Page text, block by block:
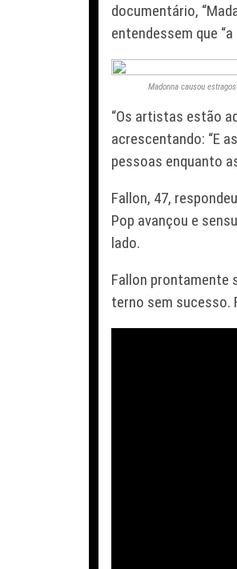
documentário,
entendessem que
Madonna causou
“Os artistas estão
acrescentando: “E
pessoas enquanto
Fallon, 47,
Pop avançou e
lado.
Fallon prontamente
terno sem sucesso.